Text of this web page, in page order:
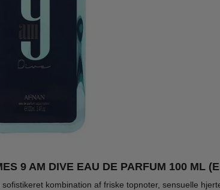
9 AM DIVE EAU DE PARFUM 100 ML
kombination af friske topnoter, sensuelle
-56% -60% -51%